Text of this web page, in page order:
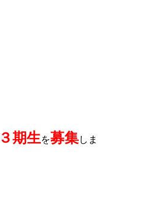
３期生を募集しま